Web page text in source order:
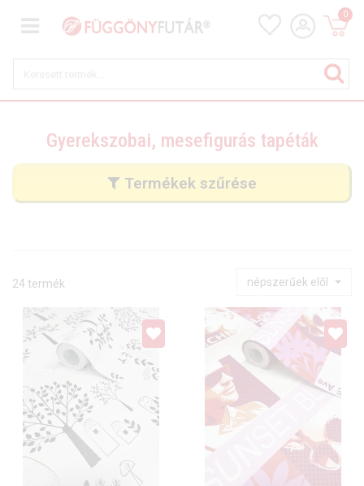
0
Gyerekszobai, mesefigurás tapéták
Termékek szűrése
24 termék népszerűek elől